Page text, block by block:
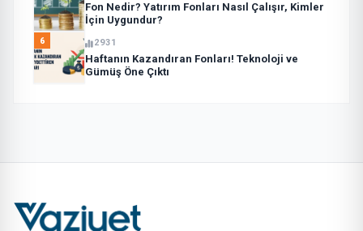
Fon Nedir? Yatırım Fonları Nasıl Çalışır, Kimler
İçin Uygundur?
6 2931
Haftanın Kazandıran Fonları! Teknoloji ve
Gümüş Öne Çıktı